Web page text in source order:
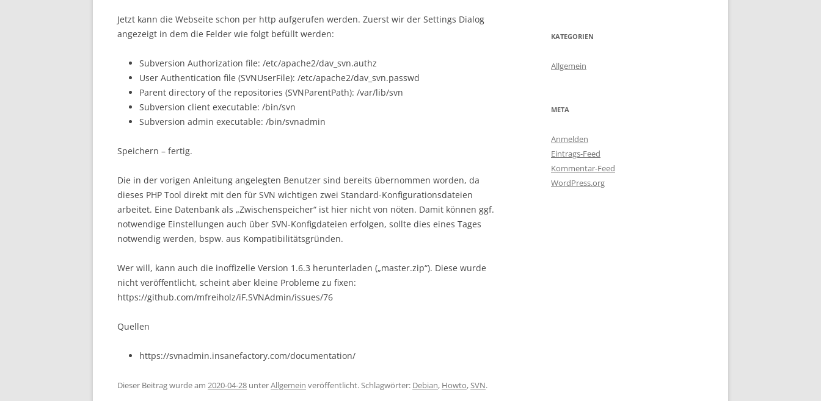
Jetzt kann die Webseite schon per http aufgerufen werden. Zuerst wir der Settings Dialog
angezeigt in dem die Felder wie folgt befüllt werden:
Subversion Authorization file: /etc/apache2/dav_svn.authz
User Authentication file (SVNUserFile): /etc/apache2/dav_svn.passwd
Parent directory of the repositories (SVNParentPath): /var/lib/svn
Subversion client executable: /bin/svn
Subversion admin executable: /bin/svnadmin
Speichern – fertig.
Die in der vorigen Anleitung angelegten Benutzer sind bereits übernommen worden, da
dieses PHP Tool direkt mit den für SVN wichtigen zwei Standard-Konfigurationsdateien
arbeitet. Eine Datenbank als „Zwischenspeicher“ ist hier nicht von nöten. Damit können ggf.
notwendige Einstellungen auch über SVN-Konfigdateien erfolgen, sollte dies eines Tages
notwendig werden, bspw. aus Kompatibilitätsgründen.
Wer will, kann auch die inoffizelle Version 1.6.3 herunterladen („master.zip“). Diese wurde
nicht veröffentlicht, scheint aber kleine Probleme zu fixen:
https://github.com/mfreiholz/iF.SVNAdmin/issues/76
Quellen
https://svnadmin.insanefactory.com/documentation/
Dieser Beitrag wurde am 2020-04-28 unterAllgemein veröffentlicht. Schlagwörter: Debian, Howto,SVN.
KATEGORIEN
Allgemein
META
Anmelden
Eintrags-Feed
Kommentar-Feed
WordPress.org